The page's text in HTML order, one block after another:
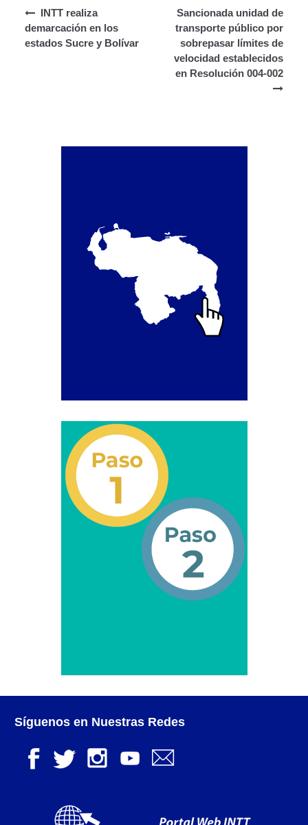
Certificación de Datos para Efectos Consulares con
Apostilla Electrónica
Registro Original de Licencia para Conducir Cuarto
Registro Original de Licencia para Conducir Tercer
Grado (3°) – (Mayores de 16 y menores de 18 años).
Registro Original de Licencia para Conducir Tercer
Llamado a Concurso Abierto
Marco Jurídico
Medios Publicitarios
Campaña de educación vial y ciudadana
Recaudos y requisitos para cambio de motivo de un
Recaudos y requisitos para instalación o
Recaudos y requisitos para instalación o
Noticias
Oficinas a Nivel Nacional
Navegación de entradas
INTT realiza
demarcación en los
estados Sucre y Bolívar
Sancionada unidad de
transporte público por
sobrepasar límites de
velocidad establecidos
en Resolución 004-002
Síguenos en Nuestras Redes